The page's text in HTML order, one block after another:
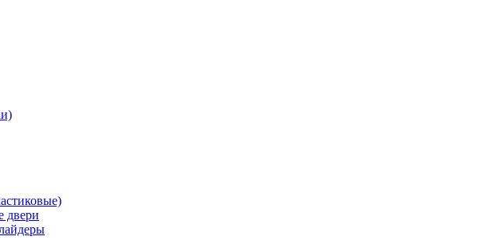
двери